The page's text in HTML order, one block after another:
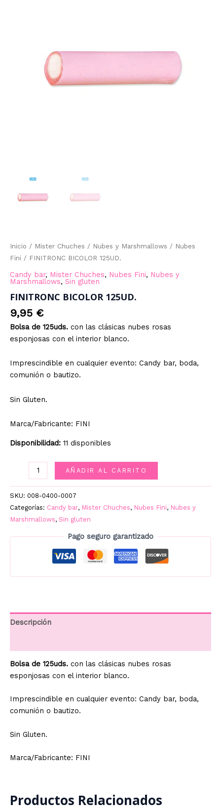
Inicio / Mister Chuches / Nubes y Marshmallows / Nubes
Fini / FINITRONC BICOLOR 125UD.
Candy bar, Mister Chuches, Nubes Fini, Nubes y
Marshmallows, Sin gluten
FINITRONC BICOLOR 125UD.
9,95 €
Bolsa de 125uds. con las clásicas nubes rosas
esponjosas con el interior blanco.
Imprescindible en cualquier evento: Candy bar, boda,
comunión o bautizo.
Sin Gluten.
Marca/Fabricante: FINI
Disponibilidad: 11 disponibles
FINITRONC
BICOLOR
cantidad
AÑADIR AL CARRITO
SKU: 008-0400-0007
Categorías: Candy bar, Mister Chuches, Nubes Fini, Nubes y
Marshmallows, Sin gluten
Pago seguro garantizado
Descripción
Bolsa de 125uds. con las clásicas nubes rosas
esponjosas con el interior blanco.
Imprescindible en cualquier evento: Candy bar, boda,
comunión o bautizo.
Sin Gluten.
Marca/Fabricante: FINI
Productos Relacionados